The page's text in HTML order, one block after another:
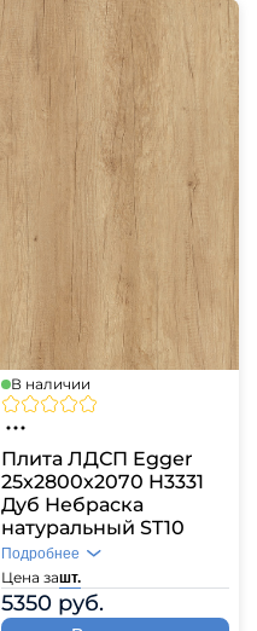
В наличии
Плита ЛДСП Egger
25х2800х2070 H3331
Дуб Небраска
натуральный ST10
Цена зашт.
5350 руб.
Подробнее